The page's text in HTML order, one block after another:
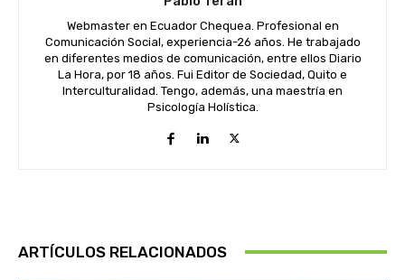
Webmaster en Ecuador Chequea. Profesional en
Comunicación Social, experiencia-26 años. He trabajado
en diferentes medios de comunicación, entre ellos Diario
La Hora, por 18 años. Fui Editor de Sociedad, Quito e
Interculturalidad. Tengo, además, una maestría en
Psicología Holística.
ARTÍCULOS RELACIONADOS